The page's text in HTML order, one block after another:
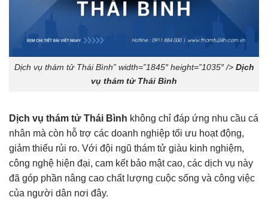
Dịch vụ thám tử Thái Bình” width=”1845″ height=”1035″ /> Dịch
vụ thám tử Thái Bình
Dịch vụ thám tử Thái Bình không chỉ đáp ứng nhu cầu cá
nhân mà còn hỗ trợ các doanh nghiệp tối ưu hoạt động,
giảm thiểu rủi ro. Với đội ngũ thám tử giàu kinh nghiệm,
công nghệ hiện đại, cam kết bảo mật cao, các dịch vụ này
đã góp phần nâng cao chất lượng cuộc sống và công việc
của người dân nơi đây.